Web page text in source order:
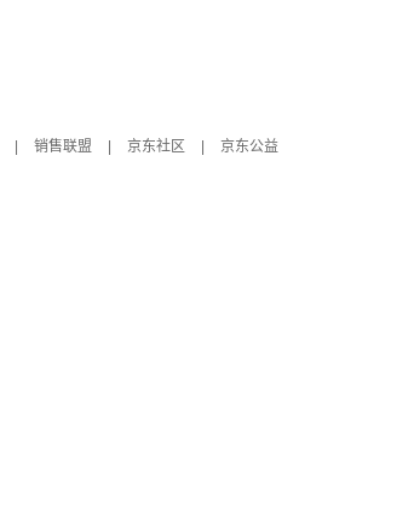
销售联盟 京东社区
京东公益